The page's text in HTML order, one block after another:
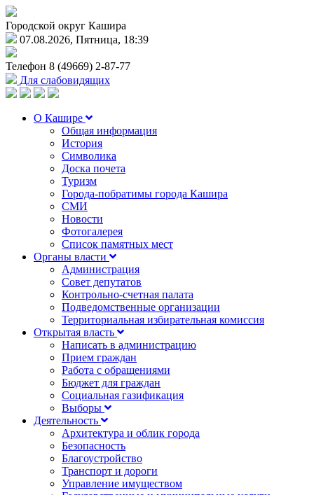
Городской округ Кашира
07.08.2026, Пятница, 18:39
Телефон 8 (49669) 2-87-77
Для слабовидящих
О Кашире
Общая информация
История
Символика
Доска почета
Туризм
Города-побратимы города Кашира
СМИ
Новости
Фотогалерея
Список памятных мест
Органы власти
Администрация
Совет депутатов
Контрольно-счетная палата
Подведомственные организации
Территориальная избирательная комиссия
Открытая власть
Написать в администрацию
Прием граждан
Работа с обращениями
Бюджет для граждан
Социальная газификация
Выборы
Деятельность
Архитектура и облик города
Безопасность
Благоустройство
Транспорт и дороги
Управление имуществом